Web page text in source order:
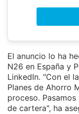
El anuncio lo ha
N26 en España y
LinkedIn. "Con el
Planes de Ahorro
proceso.
de cartera", ha